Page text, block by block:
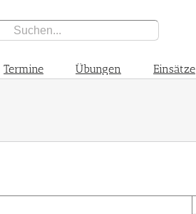
Termine Übungen Einsätze